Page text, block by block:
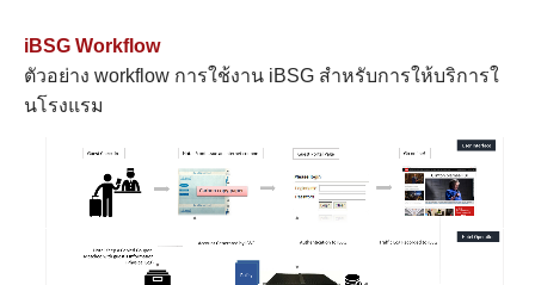
iBSG Workflow
ตัวอย่าง workflow การใช้งาน iBSG สำหรับการให้บริการใ
นโรงแรม